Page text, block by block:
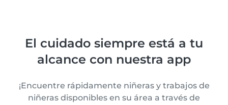
El cuidado siempre está a tu
alcance con nuestra app
¡Encuentre rápidamente niñeras y trabajos de
niñeras disponibles en su área a través de